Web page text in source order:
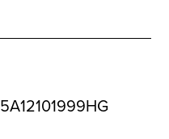
5A12101999HG